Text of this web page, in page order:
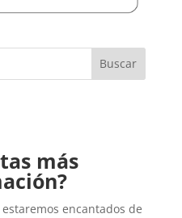
Buscar
más
encantados de